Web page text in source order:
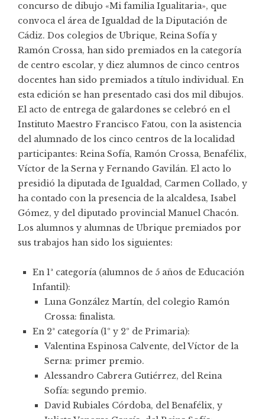
concurso de dibujo «Mi familia Igualitaria», que
convoca el área de Igualdad de la Diputación de
Cádiz. Dos colegios de Ubrique, Reina Sofía y
Ramón Crossa, han sido premiados en la categoría
de centro escolar, y diez alumnos de cinco centros
docentes han sido premiados a título individual. En
esta edición se han presentado casi dos mil dibujos.
El acto de entrega de galardones se celebró en el
Instituto Maestro Francisco Fatou, con la asistencia
del alumnado de los cinco centros de la localidad
participantes: Reina Sofía, Ramón Crossa, Benafélix,
Víctor de la Serna y Fernando Gavilán. El acto lo
presidió la diputada de Igualdad, Carmen Collado, y
ha contado con la presencia de la alcaldesa, Isabel
Gómez, y del diputado provincial Manuel Chacón.
Los alumnos y alumnas de Ubrique premiados por
sus trabajos han sido los siguientes:
En 1ª categoría (alumnos de 5 años de Educación
Infantil):
Luna González Martín, del colegio Ramón
Crossa: finalista.
En 2ª categoría (1º y 2º de Primaria):
Valentina Espinosa Calvente, del Víctor de la
Serna: primer premio.
Alessandro Cabrera Gutiérrez, del Reina
Sofía: segundo premio.
David Rubiales Córdoba, del Benafélix, y